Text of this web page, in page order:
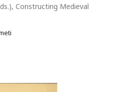
Constructing Medieval